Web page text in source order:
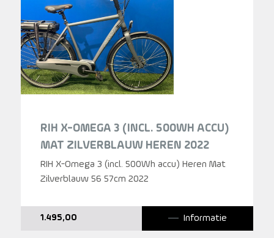
RIH X-OMEGA 3 (INCL. 500WH ACCU)
MAT ZILVERBLAUW HEREN 2022
RIH X-Omega 3 (incl. 500Wh accu) Heren Mat
Zilverblauw 56 57cm 2022
1.495,00 Informatie